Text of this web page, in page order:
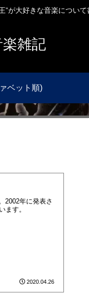
が大好きな音楽について
楽雑記
ベット順)
2002年に発表さ
ます。
2020.04.26